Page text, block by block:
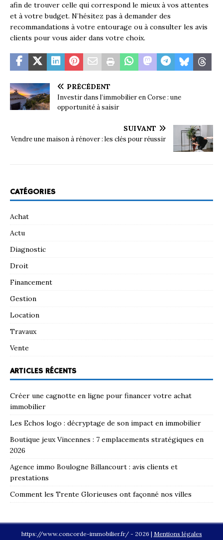
afin de trouver celle qui correspond le mieux à vos attentes
et à votre budget. N’hésitez pas à demander des
recommandations à votre entourage ou à consulter les avis
clients pour vous aider dans votre choix.
PRÉCÉDENT
Investir dans l’immobilier en Corse : une
opportunité à saisir
SUIVANT
Vendre une maison à rénover : les clés pour réussir
CATÉGORIES
Achat
Actu
Diagnostic
Droit
Financement
Gestion
Location
Travaux
Vente
ARTICLES RÉCENTS
Créer une cagnotte en ligne pour financer votre achat
immobilier
Les Echos logo : décryptage de son impact en immobilier
Boutique jeux Vincennes : 7 emplacements stratégiques en
2026
Agence immo Boulogne Billancourt : avis clients et
prestations
Comment les Trente Glorieuses ont façonné nos villes
https://www.concorde-immobilier.fr/ - 2026 | Mentions légales